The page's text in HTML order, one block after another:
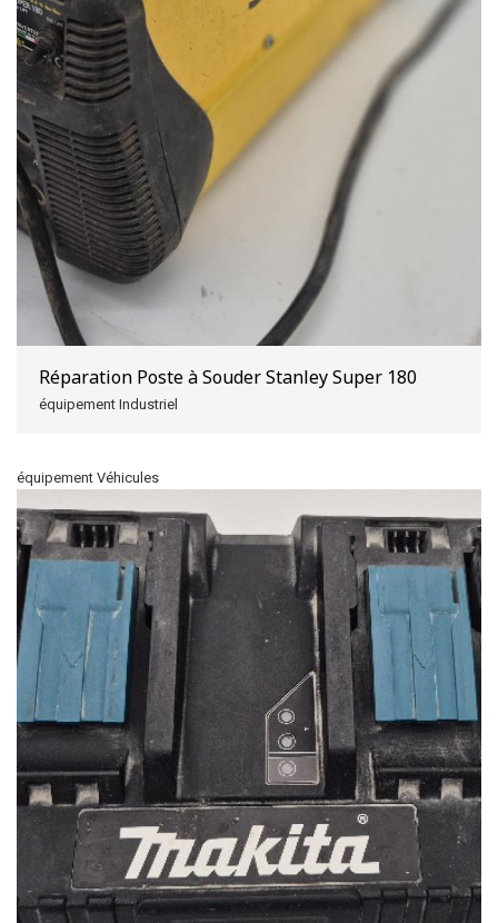
Réparation Poste à Souder Stanley Super 180
équipement Industriel
équipement Véhicules